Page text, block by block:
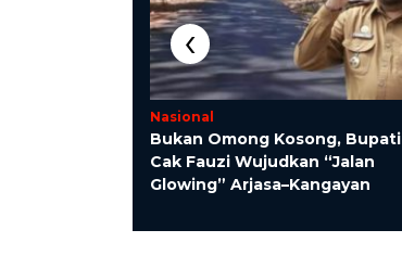
Nasional
Bukan Omong Kosong, Bupati
Cak Fauzi Wujudkan “Jalan
Glowing” Arjasa–Kangayan
‹